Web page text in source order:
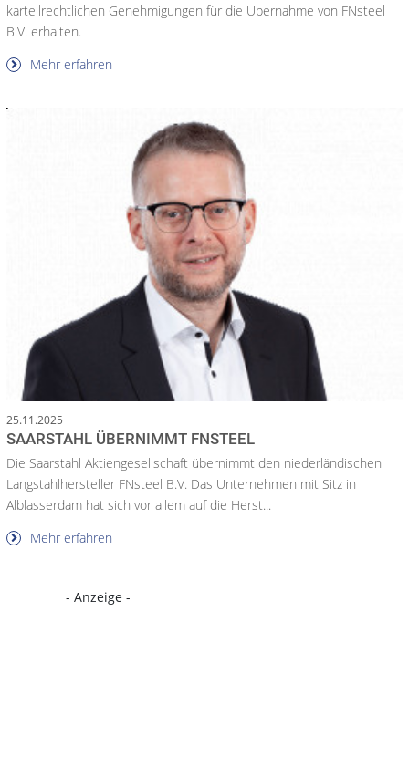
kartellrechtlichen Genehmigungen für die Übernahme von FNsteel
B.V. erhalten.
Mehr erfahren
25.11.2025
SAARSTAHL ÜBERNIMMT FNSTEEL
Die Saarstahl Aktiengesellschaft übernimmt den niederländischen
Langstahlhersteller FNsteel B.V. Das Unternehmen mit Sitz in
Alblasserdam hat sich vor allem auf die Herst...
Mehr erfahren
- Anzeige -